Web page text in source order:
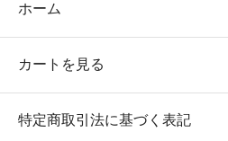
ホーム
カートを見る
特定商取引法に基づく表記